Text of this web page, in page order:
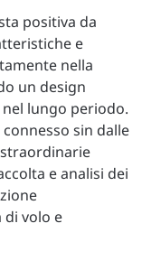
positiva da
e
nella
un design
lungo periodo.
sin dalle
e analisi dei
volo e